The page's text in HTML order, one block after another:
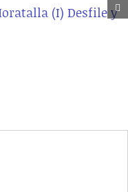
(I) Desfile y